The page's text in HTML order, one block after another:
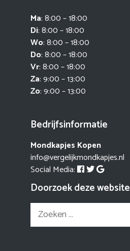
Ma: 8:00 – 18:00
Di: 8:00 – 18:00
Wo: 8:00 – 18:00
Do: 8:00 – 18:00
Vr: 8:00 – 18:00
Za: 9:00 – 13:00
Zo: 9:00 – 13:00
Bedrijfsinformatie
Mondkapjes Kopen
info@vergelijkmondkapjes.nl
Social Media:
Doorzoek deze website
Zoek
naar: